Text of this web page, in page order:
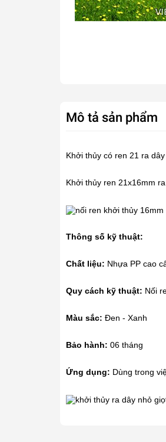
Mô tả sản phẩm
Khởi thủy có ren 21 ra
Khởi thủy ren 21x16mm ra
Thông số kỹ thuật:
Chất liệu: Nhựa PP cao
Quy cách kỹ thuật: Nối
Màu sắc: Đen - Xanh
Bảo hành: 06 tháng
Ứng dụng: Dùng trong